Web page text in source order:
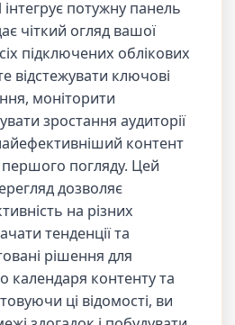
потужну панель
чіткий огляд вашої
підключених облікових
відстежувати ключові
моніторити
зростання аудиторії
контент
першого погляду. Цей
дозволяє
на різних
тенденції та
рішення для
календаря контенту та
ці відомості, ви